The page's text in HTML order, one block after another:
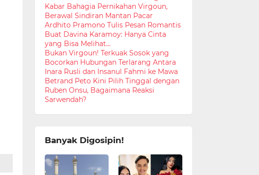
Kabar Bahagia Pernikahan Virgoun,
Berawal Sindiran Mantan Pacar
Ardhito Pramono Tulis Pesan Romantis
Buat Davina Karamoy: Hanya Cinta
yang Bisa Melihat...
Bukan Virgoun! Terkuak Sosok yang
Bocorkan Hubungan Terlarang Antara
Inara Rusli dan Insanul Fahmi ke Mawa
Betrand Peto Kini Pilih Tinggal dengan
Ruben Onsu, Bagaimana Reaksi
Sarwendah?
Banyak Digosipin!